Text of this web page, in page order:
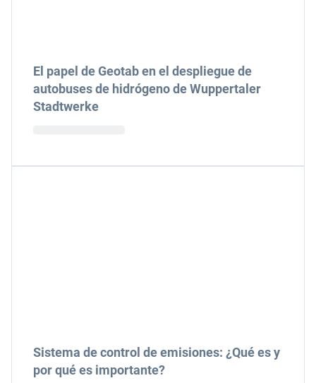
El papel de Geotab en el despliegue de
autobuses de hidrógeno de Wuppertaler
Stadtwerke
Sistema de control de emisiones: ¿Qué es y
por qué es importante?